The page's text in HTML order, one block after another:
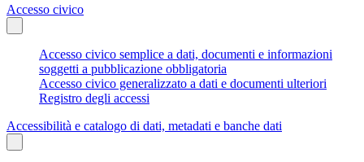
Accesso civico
Accesso civico semplice a dati, documenti e informazioni
soggetti a pubblicazione obbligatoria
Accesso civico generalizzato a dati e documenti ulteriori
Registro degli accessi
Accessibilità e catalogo di dati, metadati e banche dati